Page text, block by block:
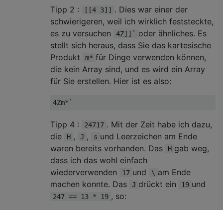
Tipp 2 : [[4 3]]
. Dies war einer der
schwierigeren, weil ich wirklich feststeckte,
es zu versuchen
4Z]]` oder ähnliches. Es
stellt sich heraus, dass Sie das kartesische
Produkt
m* für Dinge verwenden können,
die kein Array sind, und es wird ein Array
für Sie erstellen. Hier ist es also:
Tipp 4 : 24717 . Mit der Zeit habe ich dazu,
die
H , J , s und Leerzeichen am Ende
waren bereits vorhanden. Das
H gab weg,
dass ich das wohl einfach
wiederverwenden
17 und \ am Ende
machen konnte. Das
J drückt ein 19 und
247 == 13 * 19 , so: